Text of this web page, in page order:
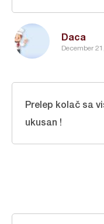
Daca
December
Prelep kolač sa
ukusan !